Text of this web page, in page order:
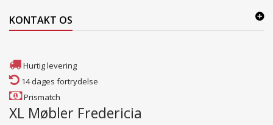
KONTAKT OS
Hurtig levering
14 dages fortrydelse
Prismatch
XL Møbler Fredericia